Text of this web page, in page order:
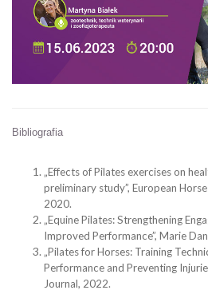
Bibliografia
„Effects of Pilates exercises on
preliminary study”, European
2020.
„Equine Pilates: Strengthening
Improved Performance”, Marie
„Pilates for Horses: Training
Performance and Preventing
Journal, 2022.